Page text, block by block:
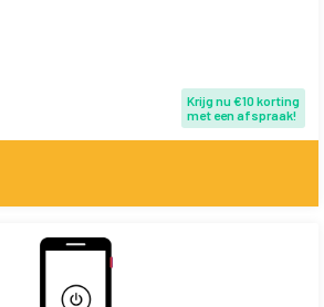
Krijg nu €10 korting
met een afspraak!